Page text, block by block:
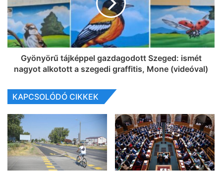
Gyönyörű tájképpel gazdagodott Szeged: ismét
nagyot alkotott a szegedi graffitis, Mone (videóval)
KAPCSOLÓDÓ CIKKEK